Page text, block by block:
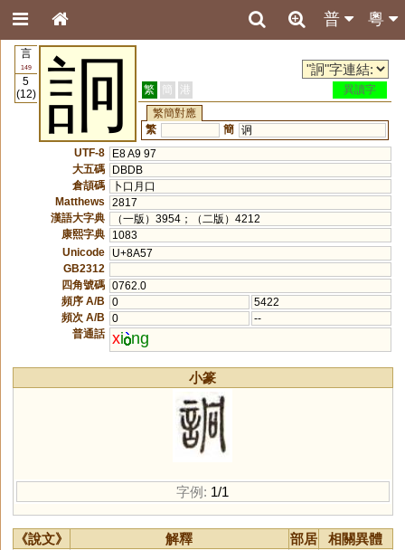
粵
普
言
149
5
(12)
詗 繁 簡 港
異讀字
繁簡對應
繁
簡 诇
UTF-8
E8 A9 97
大五碼
DBDB
倉頡碼
卜口月口
Matthews
2817
漢語大字典
（一版）3954；（二版）4212
康熙字典
1083
Unicode
U+8A57
GB2312
四角號碼 0762.0
頻序 A/B
0
5422
頻次 A/B
0
--
普通話 xi ng
小篆
字例: 1/1
《說文》 解釋 部居
相關異體